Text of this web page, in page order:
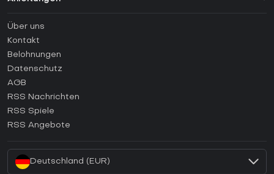
Anleitungen
Wie aktiviert man einen Steam CD Key?
Wie aktiviert man einen Epic Games CD Key?
Wie aktiviert man einen GOG CD Key?
Wie aktiviert man einen Ubisoft Connect CD Key?
Wie aktiviert man einen EA App CD Key?
Über uns
Kontakt
Belohnungen
Datenschutz
AGB
RSS Nachrichten
RSS Spiele
RSS Angebote
Deutschland (EUR)